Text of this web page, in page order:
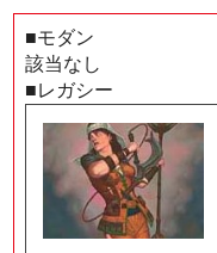
■モダン
該当なし
■レガシー